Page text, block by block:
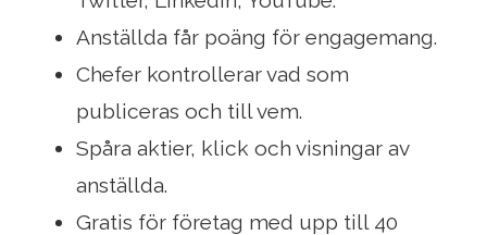
Anställda får poäng för engagemang.
Chefer kontrollerar vad som
publiceras och till vem.
Spåra aktier, klick och visningar av
anställda.
Gratis för företag med upp till 40